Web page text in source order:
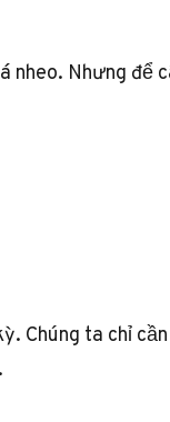
nheo. Nhưng để
Chúng ta chỉ